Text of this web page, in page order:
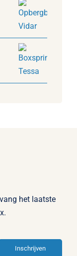
het laatste
Inschrijven